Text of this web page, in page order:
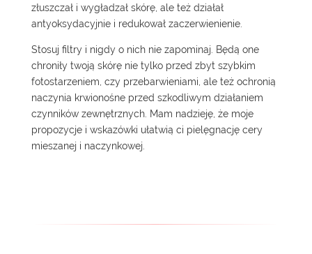
złuszczał i wygładzał skórę, ale też działał
antyoksydacyjnie i redukował zaczerwienienie.
Stosuj filtryi nigdy o nich nie zapominaj. Będą one
chroniły twoją skórę nie tylko przed zbyt szybkim
fotostarzeniem, czy przebarwieniami, ale też ochronią
naczynia krwionośne przed szkodliwym działaniem
czynników zewnętrznych. Mam nadzieję, że moje
propozycje i wskazówki ułatwią ci pielęgnację cery
mieszanej i naczynkowej.